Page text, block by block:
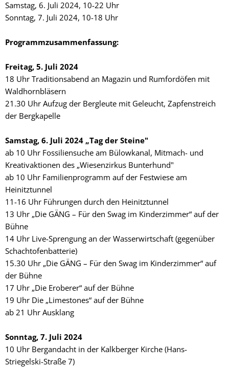
Samstag, 6. Juli 2024, 10-22 Uhr
Sonntag, 7. Juli 2024, 10-18 Uhr
Programmzusammenfassung:
Freitag, 5. Juli 2024
18 Uhr Traditionsabend an Magazin und Rumfordöfen mit
Waldhornbläsern
21.30 Uhr Aufzug der Bergleute mit Geleucht, Zapfenstreich
der Bergkapelle
Samstag, 6. Juli 2024 „Tag der Steine"
ab 10 Uhr Fossiliensuche am Bülowkanal, Mitmach- und
Kreativaktionen des „Wiesenzirkus Bunterhund"
ab 10 Uhr Familienprogramm auf der Festwiese am
Heinitztunnel
11-16 Uhr Führungen durch den Heinitztunnel
13 Uhr „Die GÄNG – Für den Swag im Kinderzimmer“ auf der
Bühne
14 Uhr Live-Sprengung an der Wasserwirtschaft (gegenüber
Schachtofenbatterie)
15.30 Uhr „Die GÄNG – Für den Swag im Kinderzimmer“ auf
der Bühne
17 Uhr „Die Eroberer“ auf der Bühne
19 Uhr Die „Limestones“ auf der Bühne
ab 21 Uhr Ausklang
Sonntag, 7. Juli 2024
10 Uhr Bergandacht in der Kalkberger Kirche (Hans-
Striegelski-Straße 7)